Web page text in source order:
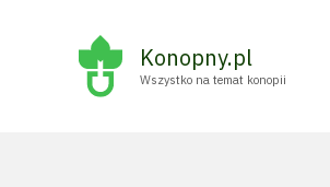
Konopny.pl
Wszystko na temat konopii